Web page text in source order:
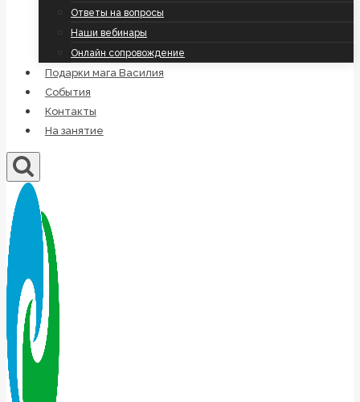
Ответы на вопросы
Наши вебинары
Онлайн сопровождение
Подарки мага Василия
События
Контакты
На занятие